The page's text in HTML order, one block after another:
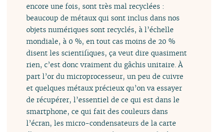
encore une fois, sont très mal recyclées :
beaucoup de métaux qui sont inclus dans nos
objets numériques sont recyclés, à l’échelle
mondiale, à 0 %, en tout cas moins de 20 %
disent les scientifiques, ça veut dire quasiment
rien, c’est donc vraiment du gâchis unitaire. À
part l’or du microprocesseur, un peu de cuivre
et quelques métaux précieux qu’on va essayer
de récupérer, l’essentiel de ce qui est dans le
smartphone, ce qui fait des couleurs dans
l’écran, les micro-condensateurs de la carte